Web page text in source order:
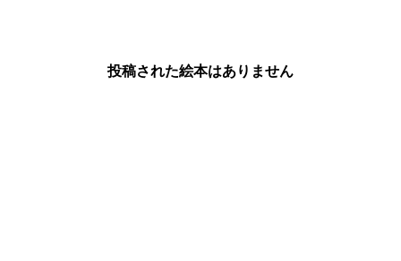
投稿された絵本はありません